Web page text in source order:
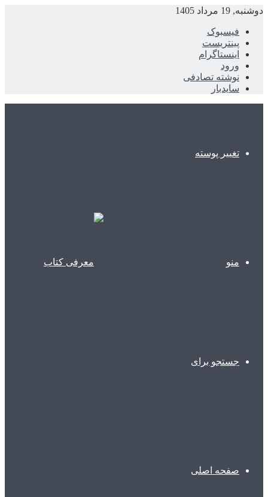
دوشنبه, 19 مرداد 1405
فیسبوک
پینتریست
اینستاگرام
ورود
نوشته تصادفی
سایدبار
تغییر پوسته
منو
جستجو برای
صفحه اصلی